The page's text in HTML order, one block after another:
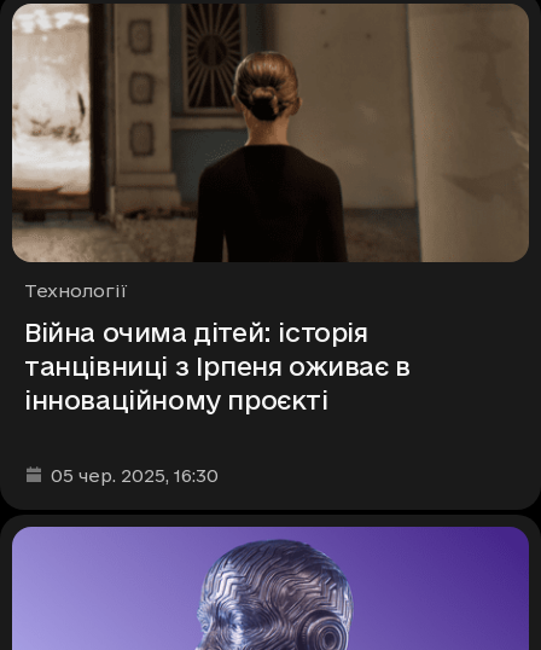
Рубрики
Технології
Війна очима дітей: історія
танцівниці з Ірпеня оживає в
інноваційному проєкті
Дата та час публікації
05 чер. 2025, 16:30